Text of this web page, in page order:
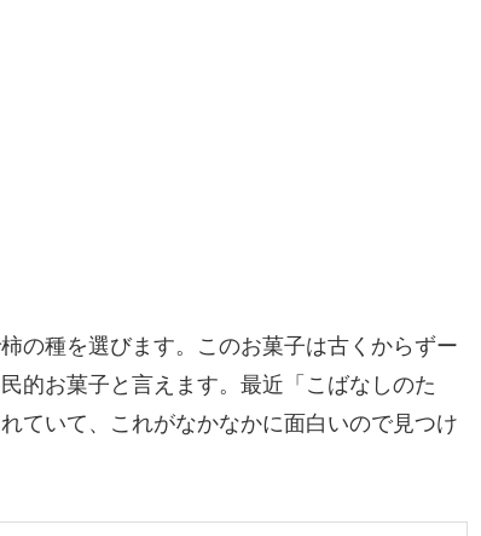
の種を選びます。このお菓子は古くからずー
的お菓子と言えます。最近「こばなしのた
ていて、これがなかなかに面白いので見つけ